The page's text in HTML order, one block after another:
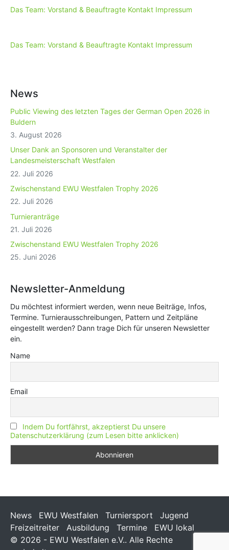
Das Team: Vorstand & Beauftragte Kontakt Impressum
Das Team: Vorstand & Beauftragte Kontakt Impressum
News
Public Viewing des letzten Tages der German Open 2026 in
Buldern
3. August 2026
Unser Dank an Sponsoren und Veranstalter der
Landesmeisterschaft Westfalen
22. Juli 2026
Zwischenstand EWU Westfalen Trophy 2026
22. Juli 2026
Turnieranträge
21. Juli 2026
Zwischenstand EWU Westfalen Trophy 2026
25. Juni 2026
Newsletter-Anmeldung
Du möchtest informiert werden, wenn neue Beiträge, Infos,
Termine. Turnierausschreibungen, Pattern und Zeitpläne
eingestellt werden? Dann trage Dich für unseren Newsletter
ein.
Name
Email
Indem Du fortfährst, akzeptierst Du unsere
Datenschutzerklärung (zum Lesen bitte anklicken)
News EWU Westfalen Turniersport
Jugend
Freizeitreiter
Ausbildung Termine
EWU lokal
© 2026 - EWU Westfalen e.V.. Alle Rechte